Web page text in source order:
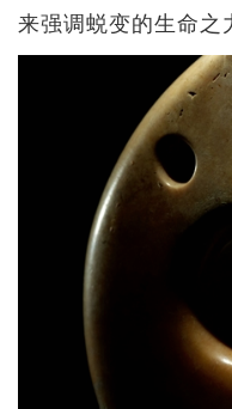
来强调蜕变的生命之